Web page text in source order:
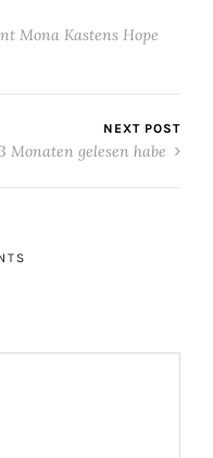
Mona Kastens Hope
NEXT POST
gelesen habe